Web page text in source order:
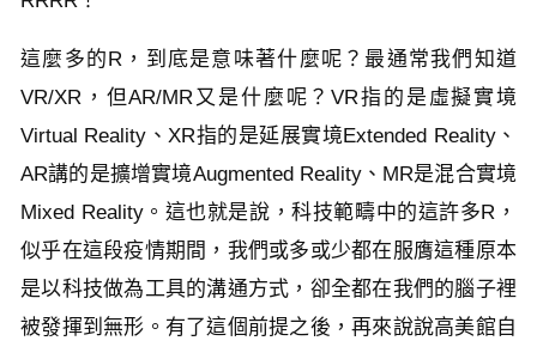
這麼多的R，到底是意味著什麼呢？最通常我們知道
VR/XR，但AR/MR又是什麼呢？VR指的是虛擬實境
Virtual Reality、XR指的是延展實境Extended Reality、
AR講的是擴增實境Augmented Reality、MR是混合實境
Mixed Reality。這也就是說，科技範疇中的這許多R，
似乎在這段疫情期間，我們或多或少都在服膺這種原本
是以科技做為工具的溝通方式，卻全都在我們的腦子裡
被發揮到無形。有了這個前提之後，再來說說高美館自